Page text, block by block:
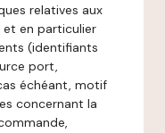
relatives aux
et en particulier
(identifiants
port,
échéant, motif
concernant la